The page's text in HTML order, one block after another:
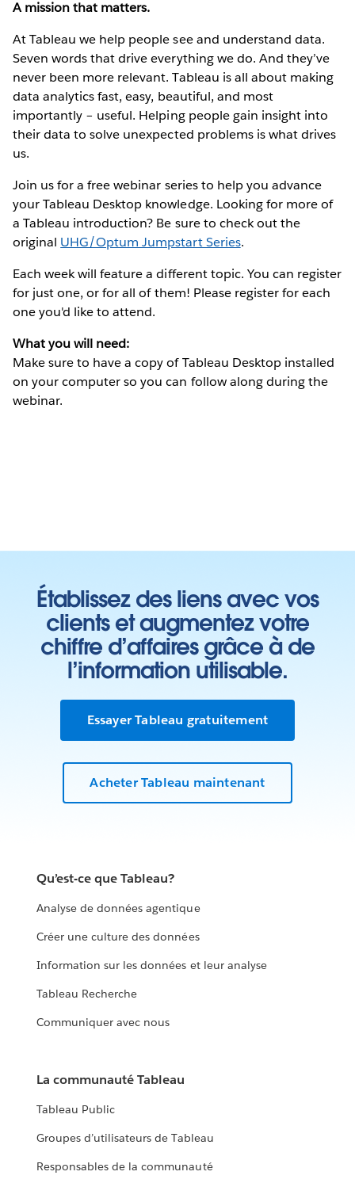
A mission that matters.
At Tableau we help people see and understand data.
Seven words that drive everything we do. And they’ve
never been more relevant. Tableau is all about making
data analytics fast, easy, beautiful, and most
importantly – useful. Helping people gain insight into
their data to solve unexpected problems is what drives
us.
Join us for a free webinar series to help you advance
your Tableau Desktop knowledge. Looking for more of
a Tableau introduction? Be sure to check out the
original UHG/Optum Jumpstart Series.
Each week will feature a different topic. You can register
for just one, or for all of them! Please register for each
one you'd like to attend.
What you will need:
Make sure to have a copy of Tableau Desktop installed
on your computer so you can follow along during the
webinar.
Établissez des liens avec vos
clients et augmentez votre
chiffre d’affaires grâce à de
l’information utilisable.
Essayer Tableau gratuitement
Acheter Tableau maintenant
Qu’est-ce que Tableau?
Analyse de données agentique
Créer une culture des données
Information sur les données et leur analyse
Tableau Recherche
Communiquer avec nous
La communauté Tableau
Tableau Public
Groupes d’utilisateurs de Tableau
Responsables de la communauté